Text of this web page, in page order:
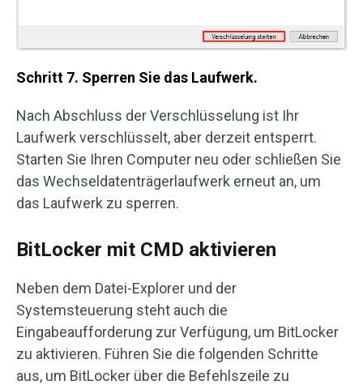
Schritt 7. Sperren Sie das Laufwerk.
Nach Abschluss der Verschlüsselung ist Ihr
Laufwerk verschlüsselt, aber derzeit entsperrt.
Starten Sie Ihren Computer neu oder schließen Sie
das Wechseldatenträgerlaufwerk erneut an, um
das Laufwerk zu sperren.
BitLocker mit CMD aktivieren
Neben dem Datei-Explorer und der
Systemsteuerung steht auch die
Eingabeaufforderung zur Verfügung, um BitLocker
zu aktivieren. Führen Sie die folgenden Schritte
aus, um BitLocker über die Befehlszeile zu